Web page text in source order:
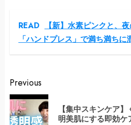
READ
【新】水素ピンクと、
「ハンドプレス」で満ち満ちに
Continue
Reading
Previous
【集中スキンケア
明美肌にする即効ケ